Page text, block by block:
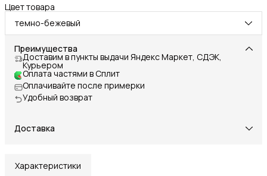
Цвет товара
темно-бежевый
Преимущества
Доставим в пункты выдачи Яндекс Маркет, СДЭК,
Курьером
Оплата частями в Сплит
Оплачивайте после примерки
Удобный возврат
Доставка
Характеристики